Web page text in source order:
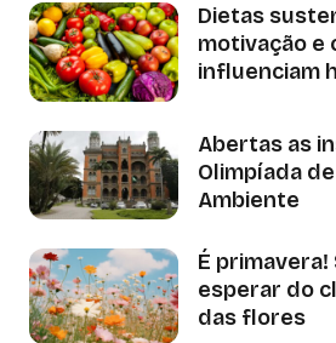
Dietas
motivação e
influenciam
Abertas as
Olimpíada
Ambiente
É primavera!
esperar do
das flores